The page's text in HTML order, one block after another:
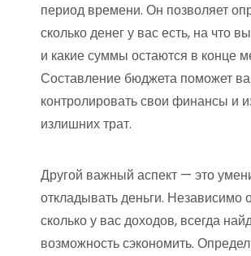
период времени. Он позволяет
сколько денег у вас есть, на что
и какие суммы остаются в конце
Составление бюджета поможет
контролировать свои финансы и
излишних трат.
Другой важный аспект — это
откладывать деньги. Независимо
сколько у вас доходов, всегда
возможность сэкономить.